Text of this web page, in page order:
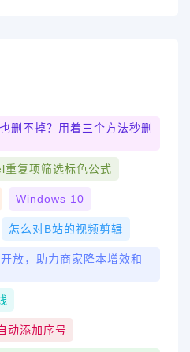
删不掉？用着三个方法秒删
重复项筛选标色公式
Windows 10
怎么对b站的视频剪辑
放，助力商家降本增效和
动添加序号